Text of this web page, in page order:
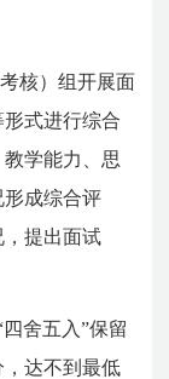
核）组开展面
式进行综合
学能力、思
成综合评
提出面试
舍五入”保留
达不到最低